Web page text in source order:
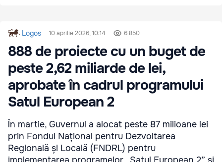
Logos 10 aprilie 2026, 10:14 6 850
888 de proiecte cu un buget de
peste 2,62 miliarde de lei,
aprobate în cadrul programului
Satul European 2
În martie, Guvernul a alocat peste 87 milioane lei
prin Fondul Național pentru Dezvoltarea
Regională și Locală (FNDRL) pentru